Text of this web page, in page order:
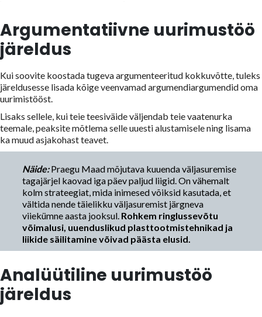
Argumentatiivne uurimustöö
järeldus
Kui soovite koostada tugeva argumenteeritud kokkuvõtte, tuleks
järeldusesse lisada kõige veenvamad argumendiargumendid oma
uurimistööst.
Lisaks sellele, kui teie teesiväide väljendab teie vaatenurka
teemale, peaksite mõtlema selle uuesti alustamisele ning lisama
ka muud asjakohast teavet.
Näide:Praegu Maad mõjutava kuuenda väljasuremise
tagajärjel kaovad iga päev paljud liigid. On vähemalt
kolm strateegiat, mida inimesed võiksid kasutada, et
vältida nende täielikku väljasuremist järgneva
viiekümne aasta jooksul. Rohkem ringlussevõtu
võimalusi, uuenduslikud plasttootmistehnikad ja
liikide säilitamine võivad päästa elusid.
Analüütiline uurimustöö
järeldus